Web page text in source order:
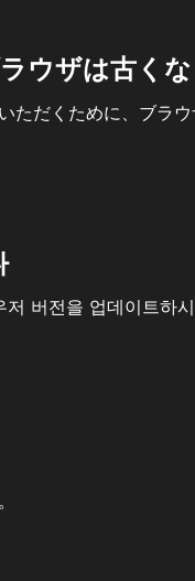
ウザは古く
だくために、ブラウ
버전을 업데이트하